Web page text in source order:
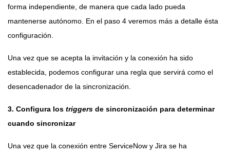
forma independiente, de manera que cada lado pueda
mantenerse autónomo. En el paso 4 veremos más a detalle ésta
configuración.
Una vez que se acepta la invitación y la conexión ha sido
establecida, podemos configurar una regla que servirá como el
desencadenador de la sincronización.
3. Configura los triggers de sincronización para determinar
cuando sincronizar
Una vez que la conexión entre ServiceNow y Jira se ha